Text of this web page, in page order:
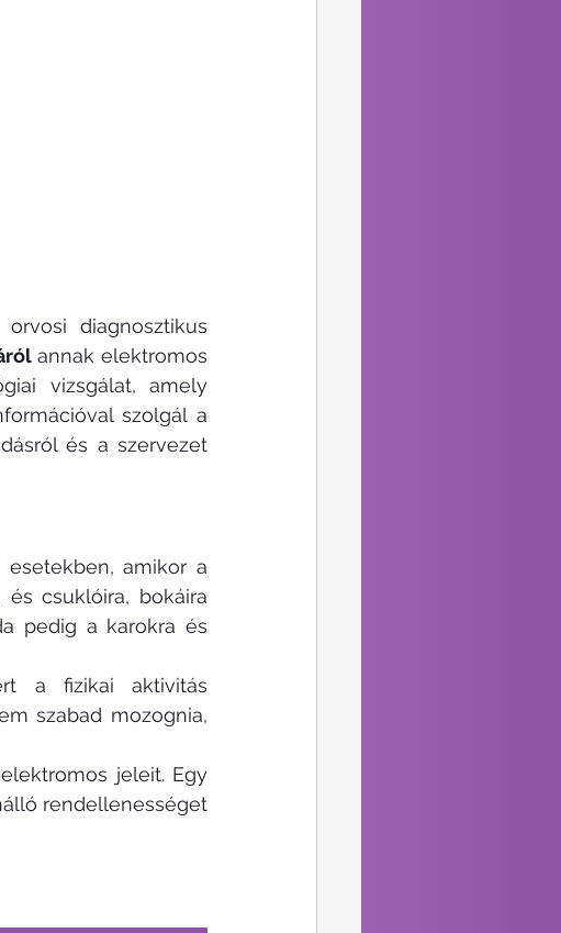
diagnosztikus
annak elektromos
vizsgálat, amely
szolgál a
és a szervezet
amikor a
csuklóira, bokáira
pedig a karokra és
a fizikai aktivitás
szabad mozognia,
jeleit. Egy
rendellenességet